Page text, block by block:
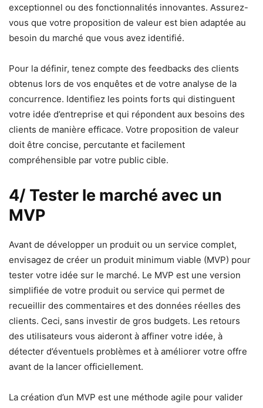
exceptionnel ou des fonctionnalités innovantes. Assurez-
vous que votre proposition de valeur est bien adaptée au
besoin du marché que vous avez identifié.
Pour la définir, tenez compte des feedbacks des clients
obtenus lors de vos enquêtes et de votre analyse de la
concurrence. Identifiez les points forts qui distinguent
votre idée d’entreprise et qui répondent aux besoins des
clients de manière efficace. Votre proposition de valeur
doit être concise, percutante et facilement
compréhensible par votre public cible.
4/ Tester le marché avec un
MVP
Avant de développer un produit ou un service complet,
envisagez de créer un produit minimum viable (MVP) pour
tester votre idée sur le marché. Le MVP est une version
simplifiée de votre produit ou service qui permet de
recueillir des commentaires et des données réelles des
clients. Ceci, sans investir de gros budgets. Les retours
des utilisateurs vous aideront à affiner votre idée, à
détecter d’éventuels problèmes et à améliorer votre offre
avant de la lancer officiellement.
La création d’un MVP est une méthode agile pour valider